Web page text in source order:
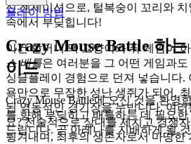
신 센세이션으로, 털복숭이 꼬리와 치
속에서 부딪힙니다!
이건 할머니 댁 고양이와 쥐 게임이
스 배틀은 여러분을 그 어떤 게임과
싱글플레이 경험으로 던져 넣습니다.
욕만으로 무장한 성난 생쥐가 되어,
된 역동적인 경기장을 누빕니다. 여
요? 전술적으로 상대를 제치고 경쟁
튕겨내며, 최후의 생존자로서 마땅한
플레이 방법
Crazy Mouse Battle 하
이드
Crazy Mouse Battle에 오신 것을 환영
를 향해 부딪히고 배틀하는 데 필요
드립니다. 곧 아레나를 지배하게 될